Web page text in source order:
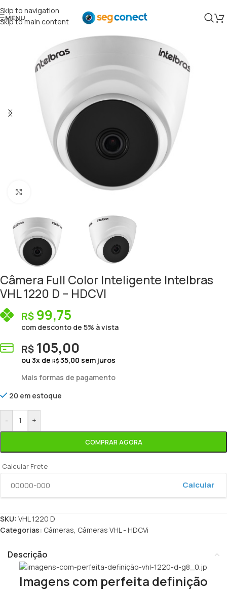
Skip to navigation
Skip to main content
MENU
Câmera Full Color Inteligente Intelbras
VHL 1220 D – HDCVI
R$ 99,75
com desconto de 5% à vista
R$ 105,00
ou 3x de R$ 35,00 sem juros
Mais formas de pagamento
20 em estoque
- +
COMPRAR AGORA
Calcular Frete
Calcular
SKU: VHL 1220 D
Categorias: Câmeras, Câmeras VHL - HDCVi
Descrição
Imagens com perfeita definição